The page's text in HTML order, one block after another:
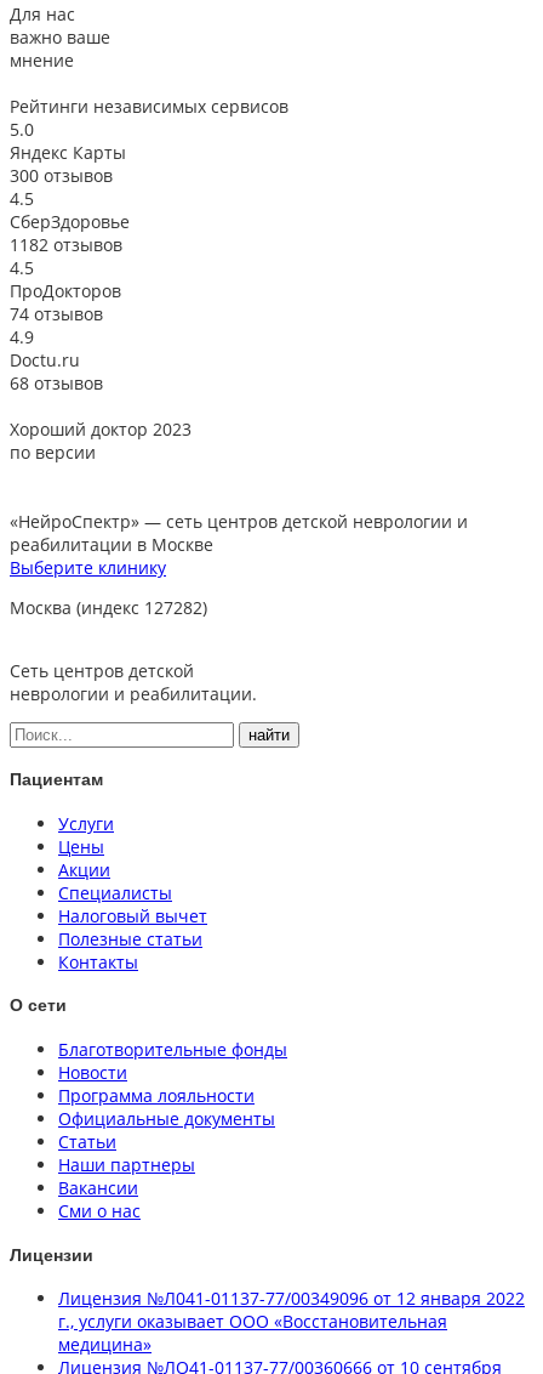
Для нас
важно ваше
мнение
Рейтинги независимых сервисов
5.0
Яндекс Карты
300 отзывов
4.5
СберЗдоровье
1182 отзывов
4.5
ПроДокторов
74 отзывов
4.9
Doctu.ru
68 отзывов
Хороший доктор 2023
по версии
«НейроСпектр» — сеть центров детской неврологии и
реабилитации в Москве
Выберите клинику
Москва (индекс 127282)
Сеть центров детской
неврологии и реабилитации.
Пациентам
Услуги
Цены
Акции
Специалисты
Налоговый вычет
Полезные статьи
Контакты
О сети
Благотворительные фонды
Новости
Программа лояльности
Официальные документы
Статьи
Наши партнеры
Вакансии
Сми о нас
Лицензии
Лицензия №Л041-01137-77/00349096 от 12 января 2022
г., услуги оказывает ООО «Восстановительная
медицина»
Лицензия №ЛО41-01137-77/00360666 от 10 сентября